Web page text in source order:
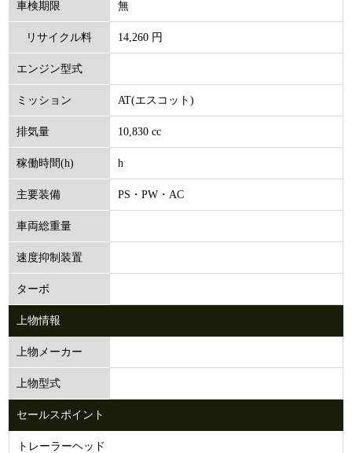
車検期限 無
リサイクル料
(円)
14,260 円
エンジン型式
ミッション AT(エスコット)
排気量 10,830 cc
稼働時間(h) h
主要装備 PS・PW・AC
車両総重量
速度抑制装置
ターボ
上物情報
上物メーカー
上物型式
セールスポイント
トレーラーヘッド